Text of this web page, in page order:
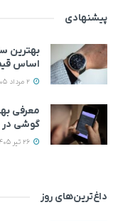
پیشنهادی
بهترین
اساس
معرفی
گوشی در ۲۰۲۶
داغ‌ترین‌های روز